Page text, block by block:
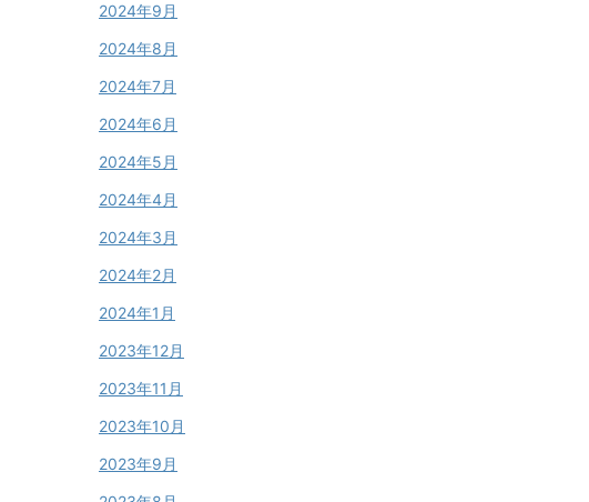
2024年9月
2024年8月
2024年7月
2024年6月
2024年5月
2024年4月
2024年3月
2024年2月
2024年1月
2023年12月
2023年11月
2023年10月
2023年9月